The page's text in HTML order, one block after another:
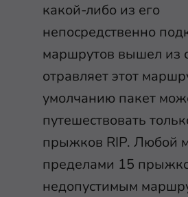
какой-либо из его
непосредственно
маршрутов вышел из
отравляет этот
умолчанию пакет
путешествовать
прыжков RIP. Любой
пределами 15
недопустимым